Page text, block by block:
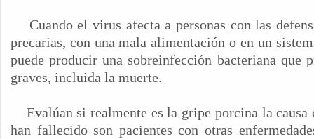
Cuando el virus afecta a personas con las
precarias, con una mala alimentación o en un
puede producir una sobreinfección bacteriana que
graves, incluida la muerte.
Evalúan si realmente es la gripe porcina la
han fallecido son pacientes con otras